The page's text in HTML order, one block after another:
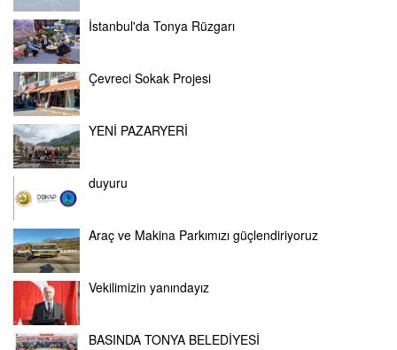
İstanbul'da Tonya Rüzgarı
Çevreci Sokak Projesi
YENİ PAZARYERİ
duyuru
Araç ve Makina Parkımızı güçlendiriyoruz
Vekilimizin yanındayız
BASINDA TONYA BELEDİYESİ